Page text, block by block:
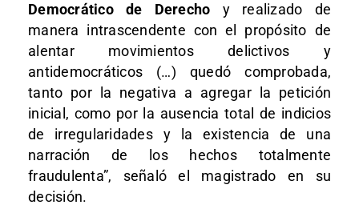
Democrático de Derecho y realizado de
manera intrascendente con el propósito de
alentar movimientos delictivos y
antidemocráticos (…) quedó comprobada,
tanto por la negativa a agregar la petición
inicial, como por la ausencia total de indicios
de irregularidades y la existencia de una
narración de los hechos totalmente
fraudulenta”, señaló el magistrado en su
decisión.